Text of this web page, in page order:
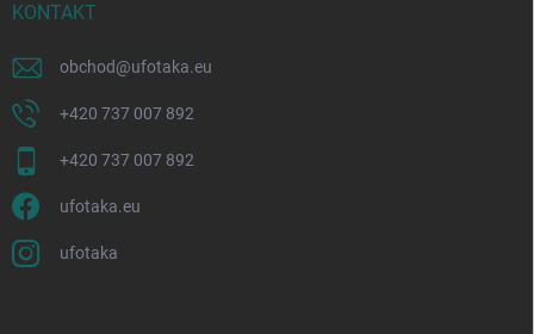
KONTAKT
obchod@ufotaka.eu
+420 737 007 892
+420 737 007 892
ufotaka.eu
ufotaka